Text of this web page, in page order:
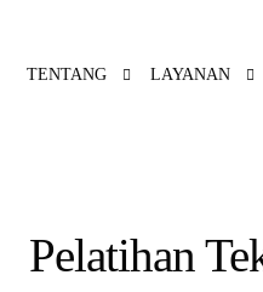
TENTANG LAYANAN
Pelatihan